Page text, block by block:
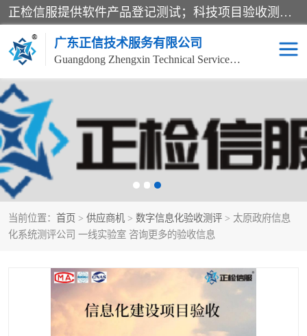
正检信服提供软件产品登记测试；科技项目验收测试；产品确认测试；功能测试；性能测试；安全测试；代码审计测试；漏洞扫描测试；渗透测试；风险评估测试；信息安全等级保护测评；双软认定；实验室建设质量体系建设；软件着作权、软件评测等服务。
广东正信技术服务有限公司
Guangdong Zhengxin Technical Service Co., Ltd
当前位置： 首页 > 供应商机 > 数字信息化验收测评 > 太原政府信息
化系统测评公司 一线实验室 咨询更多的验收信息
电子政务验收测评 数字信息化验收测评
应用软件系统测试 信息系统漏洞扫描
科技成果鉴定测试
信息安全风险评估 系统性能效率测试